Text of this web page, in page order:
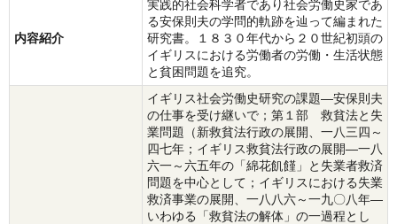
内容紹介
実践的社会科学者であり社会労働史家であ
る安保則夫の学問的軌跡を辿って編まれた
研究書。１８３０年代から２０世紀初頭の
イギリスにおける労働者の労働・生活状態
と貧困問題を追究。
イギリス社会労働史研究の課題―安保則夫
の仕事を受け継いで；第１部 救貧法と失
業問題（新救貧法行政の展開、一八三四～
四七年；イギリス救貧法行政の展開―一八
六一～六五年の「綿花飢饉」と失業者救済
問題を中心として；イギリスにおける失業
救済事業の展開、一八八六～一九〇八年―
いわゆる「救貧法の解体」の一過程とし